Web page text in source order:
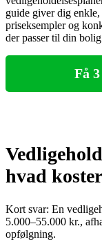
guide giver dig enkle,
priseksempler og
der passer til din
Få
hvad
Kort svar: En
5.000–55.000 kr.,
opfølgning.